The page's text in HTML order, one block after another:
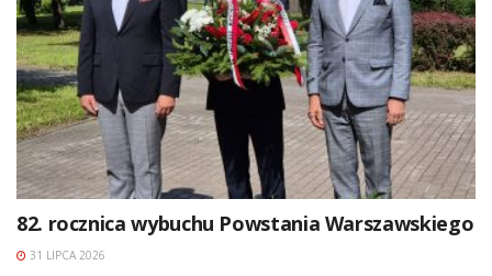
82. rocznica wybuchu Powstania Warszawskiego
31 LIPCA 2026